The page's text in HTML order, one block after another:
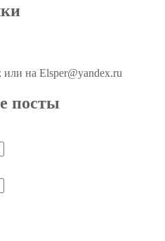
на Elsper@yandex.ru
посты